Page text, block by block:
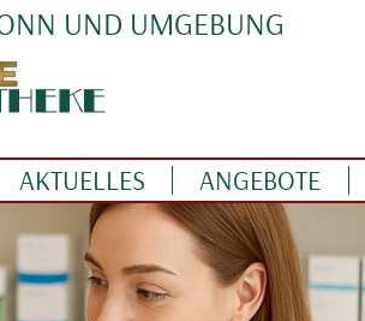
UND UMGEBUNG
AKTUELLES ANGEBOTE